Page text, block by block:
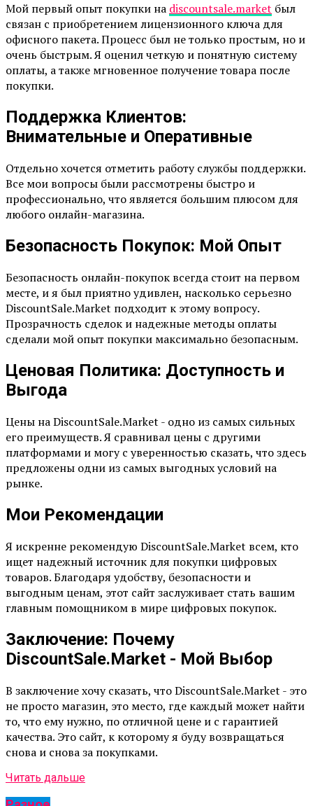
Мой первый опыт покупки на discountsale.market был
связан с приобретением лицензионного ключа для
офисного пакета. Процесс был не только простым, но и
очень быстрым. Я оценил четкую и понятную систему
оплаты, а также мгновенное получение товара после
покупки.
Поддержка Клиентов:
Внимательные и Оперативные
Отдельно хочется отметить работу службы поддержки.
Все мои вопросы были рассмотрены быстро и
профессионально, что является большим плюсом для
любого онлайн-магазина.
Безопасность Покупок: Мой Опыт
Безопасность онлайн-покупок всегда стоит на первом
месте, и я был приятно удивлен, насколько серьезно
DiscountSale.Market подходит к этому вопросу.
Прозрачность сделок и надежные методы оплаты
сделали мой опыт покупки максимально безопасным.
Ценовая Политика: Доступность и
Выгода
Цены на DiscountSale.Market - одно из самых сильных
его преимуществ. Я сравнивал цены с другими
платформами и могу с уверенностью сказать, что здесь
предложены одни из самых выгодных условий на
рынке.
Мои Рекомендации
Я искренне рекомендую DiscountSale.Market всем, кто
ищет надежный источник для покупки цифровых
товаров. Благодаря удобству, безопасности и
выгодным ценам, этот сайт заслуживает стать вашим
главным помощником в мире цифровых покупок.
Заключение: Почему
DiscountSale.Market - Мой Выбор
В заключение хочу сказать, что DiscountSale.Market - это
не просто магазин, это место, где каждый может найти
то, что ему нужно, по отличной цене и с гарантией
качества. Это сайт, к которому я буду возвращаться
снова и снова за покупками.
Читать дальше